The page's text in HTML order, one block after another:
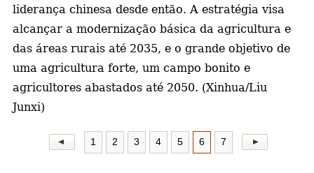
liderança chinesa desde então. A estratégia visa
alcançar a modernização básica da agricultura e
das áreas rurais até 2035, e o grande objetivo de
uma agricultura forte, um campo bonito e
agricultores abastados até 2050. (Xinhua/Liu
Junxi)
1 2 3 4 5 6 7